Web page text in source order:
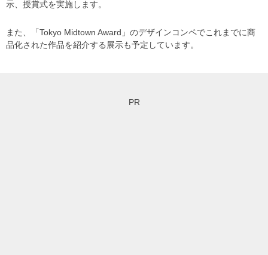
示、授賞式を実施します。
また、「Tokyo Midtown Award」のデザインコンペでこれまでに商
品化された作品を紹介する展示も予定しています。
PR